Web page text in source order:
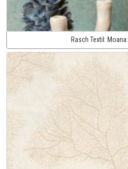
Rasch Textil: Moana: